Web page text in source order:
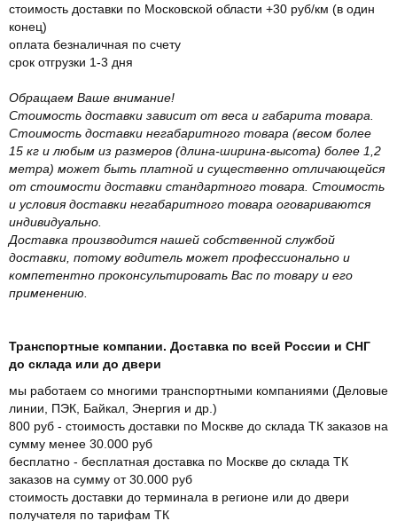
стоимость доставки по Московской области +30 руб/км (в один
конец)
оплата безналичная по счету
срок отгрузки 1-3 дня
Обращаем Ваше внимание!
Стоимость доставки зависит от веса и габарита товара.
Стоимость доставки негабаритного товара (весом более
15 кг и любым из размеров (длина-ширина-высота) более 1,2
метра) может быть платной и существенно отличающейся
от стоимости доставки стандартного товара. Стоимость
и условия доставки негабаритного товара оговариваются
индивидуально.
Доставка производится нашей собственной службой
доставки, потому водитель может профессионально и
компетентно проконсультировать Вас по товару и его
применению.
Транспортные компании. Доставка по всей России и СНГ
до склада или до двери
мы работаем со многими транспортными компаниями (Деловые
линии, ПЭК, Байкал, Энергия и др.)
800 руб - стоимость доставки по Москве до склада ТК заказов на
сумму менее 30.000 руб
бесплатно - бесплатная доставка по Москве до склада ТК
заказов на сумму от 30.000 руб
стоимость доставки до терминала в регионе или до двери
получателя по тарифам ТК